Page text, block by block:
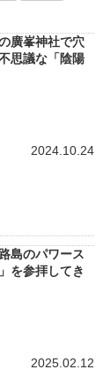
廣峯神社で穴
思議な「陰陽
2024.10.24
島のパワース
を参拝してき
2025.02.12